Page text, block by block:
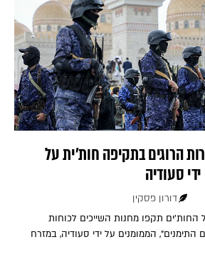
הרוגים בתקיפה חות'ית על
סעודיה
דורון פסקין
החות'ים תקפו מחנות השייכים לכוחות
הממומנים על ידי סעודיה, במזרח